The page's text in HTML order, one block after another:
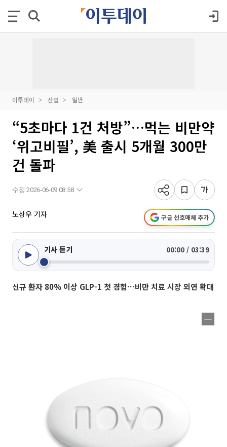
이투데이 산업 일반
“5초마다 1건 처방”…먹는 비만약
‘위고비필’, 美 출시 5개월 300만
건 돌파
수정 2026-06-09 08:58
노상우 기자 구글 선호매체 추가
기사 듣기 00:00 / 03:39
신규 환자 80% 이상 GLP-1 첫 경험…비만 치료 시장 외연 확대